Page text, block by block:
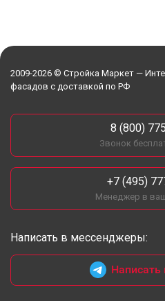
2009-2026 © Стройка Маркет —
фасадов с доставкой по РФ
8 (800)
Звонок
+7 (495)
Менеджер в
Написать в мессенджеры:
Написать